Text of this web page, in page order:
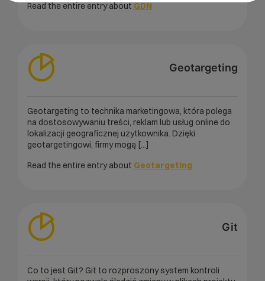
Read the entire entry aboutGDN
Geotargeting
Geotargeting to technika marketingowa, która polega
na dostosowywaniu treści, reklam lub usług online do
lokalizacji geograficznej użytkownika. Dzięki
geotargetingowi, firmy mogą [...]
Read the entire entry about Geotargeting
Git
Co to jest Git? Git to rozproszony system kontroli